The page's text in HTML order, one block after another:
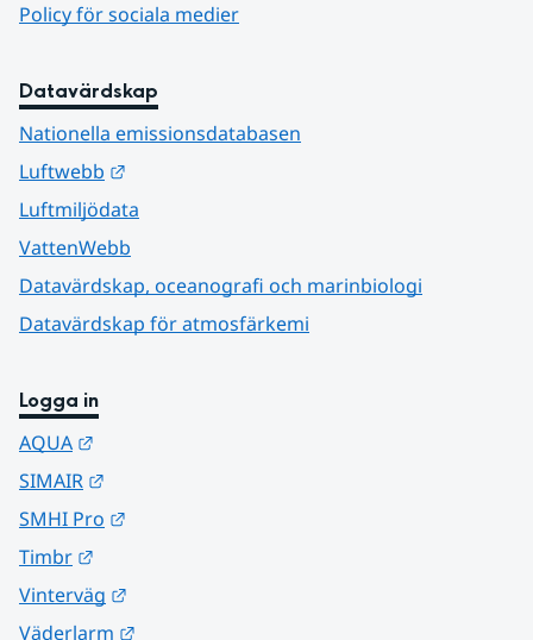
Policy för sociala medier
Datavärdskap
Nationella emissionsdatabasen
Luftwebb
Luftmiljödata
VattenWebb
Datavärdskap, oceanografi och marinbiologi
Datavärdskap för atmosfärkemi
Logga in
AQUA
SIMAIR
SMHI Pro
Timbr
Vinterväg
Väderlarm